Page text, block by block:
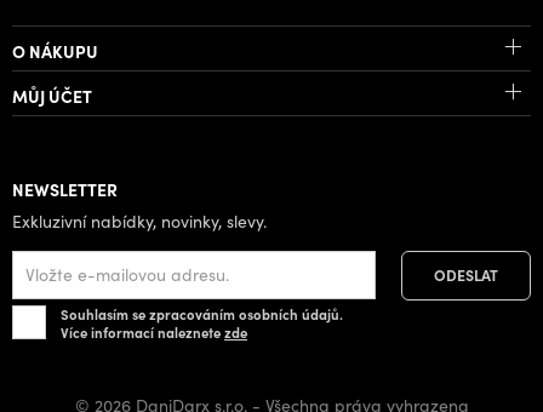
O NÁKUPU
MŮJ ÚČET
NEWSLETTER
Exkluzivní nabídky, novinky, slevy.
Souhlasím se zpracováním osobních údajů.
Více informací naleznetezde
© 2026 DaniDarx s.r.o. - Všechna práva vyhrazena